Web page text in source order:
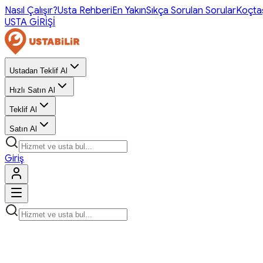
Nasıl Çalışır?Usta RehberiEn YakınSıkça Sorulan Sorular
USTA GİRİŞİ
Ustadan Teklif Al
Hızlı Satın Al
Teklif Al
Satın Al
Giriş